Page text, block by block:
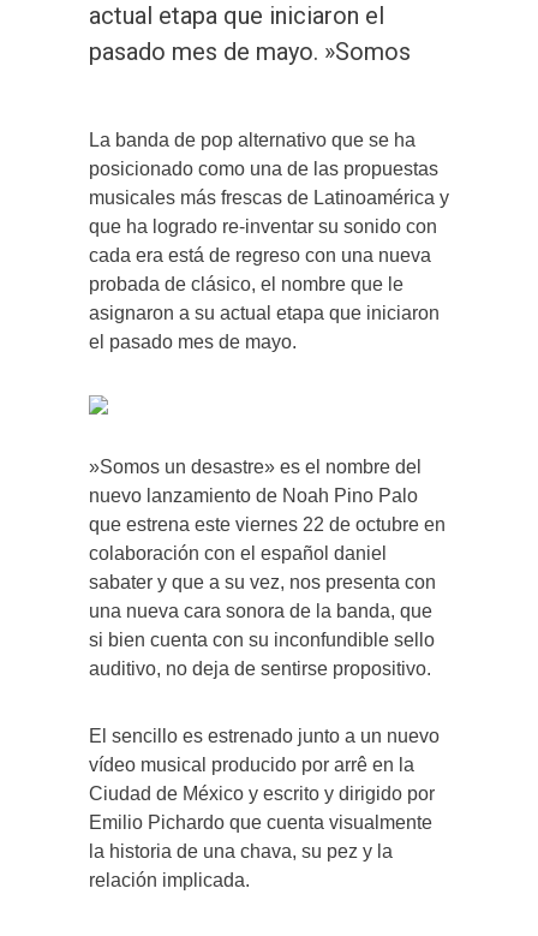
actual etapa que iniciaron el
pasado mes de mayo. »Somos
La banda de pop alternativo que se ha
posicionado como una de las propuestas
musicales más frescas de Latinoamérica y
que ha logrado re-inventar su sonido con
cada era está de regreso con una nueva
probada de clásico, el nombre que le
asignaron a su actual etapa que iniciaron
el pasado mes de mayo.
»Somos un desastre» es el nombre del
nuevo lanzamiento de Noah Pino Palo
que estrena este viernes 22 de octubre en
colaboración con el español daniel
sabater y que a su vez, nos presenta con
una nueva cara sonora de la banda, que
si bien cuenta con su inconfundible sello
auditivo, no deja de sentirse propositivo.
El sencillo es estrenado junto a un nuevo
vídeo musical producido por arrê en la
Ciudad de México y escrito y dirigido por
Emilio Pichardo que cuenta visualmente
la historia de una chava, su pez y la
relación implicada.